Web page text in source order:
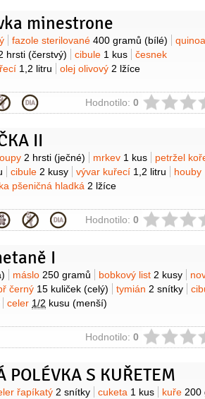
minestrone
fazole sterilované 400 gramů (bílé)
quinoa
hrsti (čerstvý) cibule 1 kus
česnek
1,2 litru olej olivový 2 lžíce
Hodnotilo: 0
II
2 hrsti (ječné) mrkev 1 kus
petržel
cibule 2 kusy vývar kuřecí 1,2 litru
houby
pšeničná hladká 2 lžíce
Hodnotilo: 0
I
máslo 250 gramů bobkový list 2 kusy
černý 15 kuliček (celý) tymián 2 snítky
celer 1/2 kusu (menší)
Hodnotilo: 0
POLÉVKA S KUŘETEM
řapíkatý 2 snítky cuketa 1 kus kuře 200